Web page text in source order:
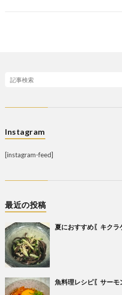
Instagram
[instagram-feed]
最近の投稿
夏におすすめ〖キクラ
魚料理レシピ〖サーモ